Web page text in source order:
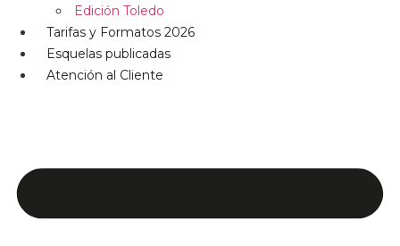
Edición Toledo
Tarifas y Formatos 2026
Esquelas publicadas
Atención al Cliente